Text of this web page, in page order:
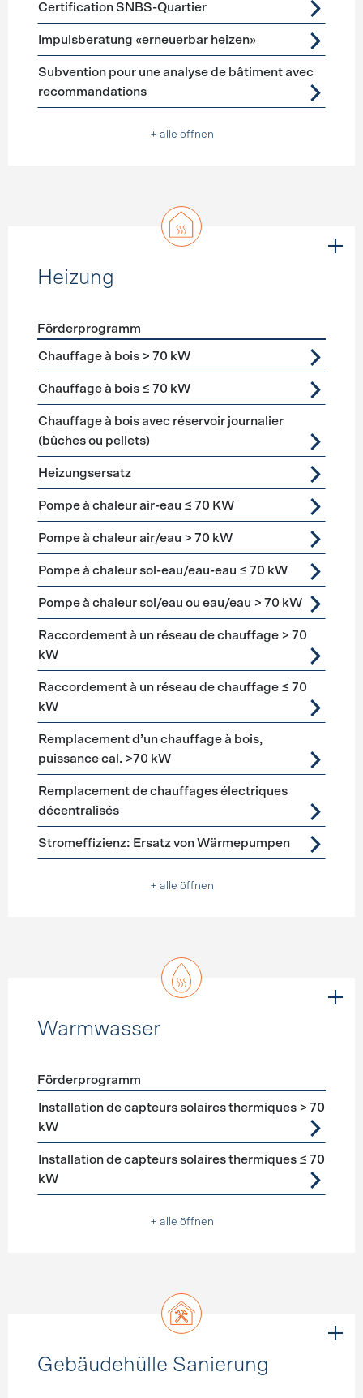
Certification SNBS-Quartier
Impulsberatung «erneuerbar heizen»
Subvention pour une analyse de bâtiment avec
recommandations
+ alle öffnen
Heizung
Förderprogramme Heizung
Förderprogramm
Chauffage à bois > 70 kW
Chauffage à bois ≤ 70 kW
Chauffage à bois avec réservoir journalier
(bûches ou pellets)
Heizungsersatz
Pompe à chaleur air-eau ≤ 70 KW
Pompe à chaleur air/eau > 70 kW
Pompe à chaleur sol-eau/eau-eau ≤ 70 kW
Pompe à chaleur sol/eau ou eau/eau > 70 kW
Raccordement à un réseau de chauffage > 70
kW
Raccordement à un réseau de chauffage ≤ 70
kW
Remplacement d’un chauffage à bois,
puissance cal. >70 kW
Remplacement de chauffages électriques
décentralisés
Stromeffizienz: Ersatz von Wärmepumpen
+ alle öffnen
Warmwasser
Förderprogramme Warmwasser
Förderprogramm
Installation de capteurs solaires thermiques > 70
kW
Installation de capteurs solaires thermiques ≤ 70
kW
+ alle öffnen
Gebäudehülle Sanierung